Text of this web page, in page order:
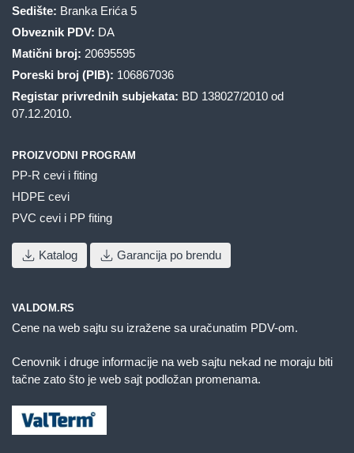
Sedište: Branka Erića 5
Obveznik PDV: DA
Matični broj: 20695595
Poreski broj (PIB): 106867036
Registar privrednih subjekata: BD 138027/2010 od
07.12.2010.
PROIZVODNI PROGRAM
PP-R cevi i fiting
HDPE cevi
PVC cevi i PP fiting
Katalog Garancija po brendu
VALDOM.RS
Cene na web sajtu su izražene sa uračunatim PDV-om.
Cenovnik i druge informacije na web sajtu nekad ne moraju biti
tačne zato što je web sajt podložan promenama.